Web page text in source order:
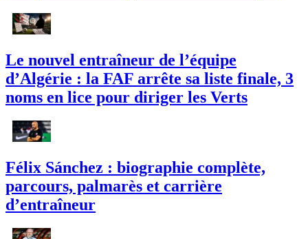
Le nouvel entraîneur de l’équipe
d’Algérie : la FAF arrête sa liste finale, 3
noms en lice pour diriger les Verts
Félix Sánchez : biographie complète,
parcours, palmarès et carrière
d’entraîneur